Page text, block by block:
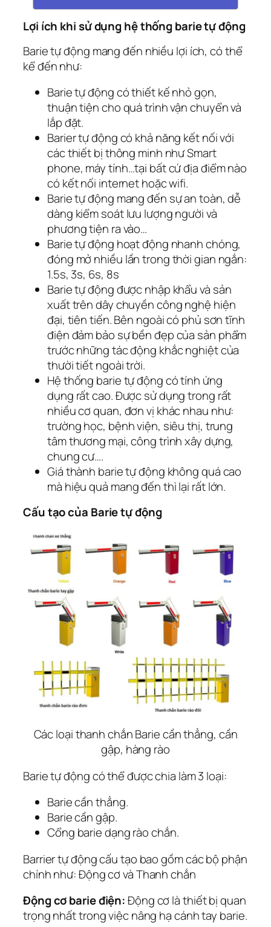
Lợi ích khi sử dụng hệ thống barie tự động
Barie tự động mang đến nhiều lợi ích, có thể
kể đến như:
Barie tự động có thiết kế nhỏ gọn,
thuận tiện cho quá trình vận chuyển và
lắp đặt.
Barier tự động có khả năng kết nối với
các thiết bị thông minh như Smart
phone, máy tính…tại bất cứ địa điểm nào
có kết nối internet hoặc wifi.
Barie tự động mang đến sự an toàn, dễ
dàng kiểm soát lưu lượng người và
phương tiện ra vào…
Barie tự động hoạt động nhanh chóng,
đóng mở nhiều lần trong thời gian ngắn:
1.5s, 3s, 6s, 8s
Barie tự động được nhập khẩu và sản
xuất trên dây chuyền công nghệ hiện
đại, tiên tiến. Bên ngoài có phủ sơn tĩnh
điện đảm bảo sự bền đẹp của sản phẩm
trước những tác động khắc nghiệt của
thười tiết ngoài trời.
Hệ thống barie tự động có tính ứng
dụng rất cao. Được sử dụng trong rất
nhiều cơ quan, đơn vị khác nhau như:
trường học, bệnh viện, siêu thị, trung
tâm thương mại, công trình xây dựng,
chung cư….
Giá thành barie tự động không quá cao
mà hiệu quả mang đến thì lại rất lớn.
Cấu tạo của Barie tự động
Các loại thanh chắn Barie cần thẳng, cần
gập, hàng rào
Barie tự động có thể được chia làm 3 loại:
Barie cần thẳng.
Barie cần gập.
Cổng barie dạng rào chắn.
Barrier tự động cấu tạo bao gồm các bộ phận
chính như: Động cơ và Thanh chắn
Động cơ barie điện:Động cơ là thiết bị quan
trọng nhất trong việc nâng hạ cánh tay barie.